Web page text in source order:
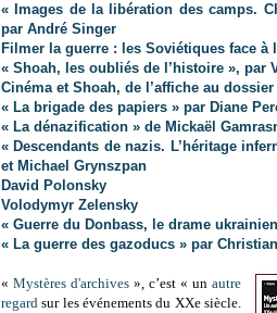
« Images de la libération des camps.
par André Singer
Filmer la guerre : les Soviétiques face à
« Shoah, les oubliés de l’histoire », par
Cinéma et Shoah, de l’affiche au
« La brigade des papiers » par Diane
« La dénazification » de Mickaël
« Descendants de nazis. L’héritage
et Michael Grynszpan
David Polonsky
Volodymyr Zelensky
« Guerre du Donbass, le drame
« La guerre des gazoducs » par
« Mystères d'archives», c’est « un autre
regard sur les événements du XXe siècle.